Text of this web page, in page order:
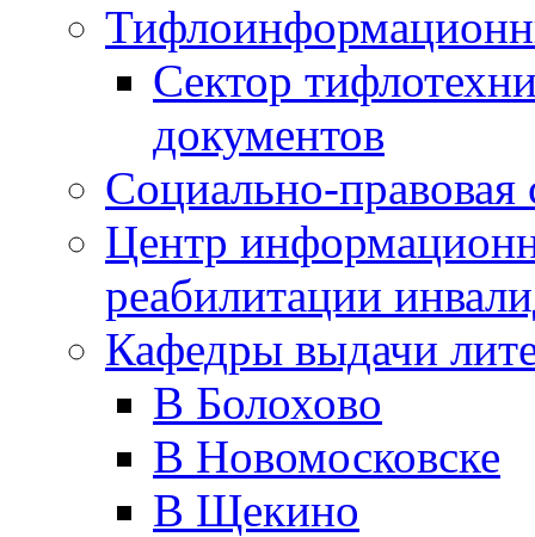
Сектор
документов
Социально-правовая
Центр
реабилитации
Кафедры выдачи
В Болохово
В Новомосковске
В Щекино